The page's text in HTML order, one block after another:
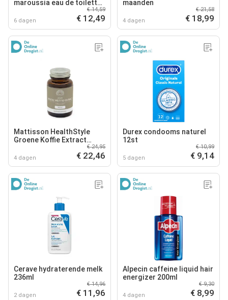
maroussia eau de toilette
6 dagen
€ 14,59
€ 12,49
maanden
4 dagen
€ 21,58
€ 18,99
Mattisson HealthStyle
Groene Koffie Extract
4 dagen
€ 24,95
€ 22,46
Durex condooms naturel
12st
5 dagen
€ 10,99
€ 9,14
Cerave hydraterende melk
236ml
2 dagen
€ 14,96
€ 11,96
Alpecin caffeine liquid hair
energizer 200ml
4 dagen
€ 9,30
€ 8,99